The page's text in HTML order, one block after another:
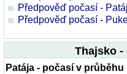
Předpověď počasí -
Předpověď počasí -
Thajsko -
Patája - počasí v průběhu